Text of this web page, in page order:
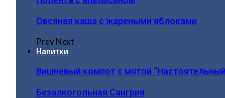
Овсяная каша с жареными яблоками
PrevNext
Напитки
Вишневый компот с мятой
Безалкогольная Сангрия